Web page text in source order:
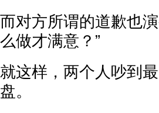
而对方所谓的道歉也
么做才满意？”
就这样，两个人吵到
盘。